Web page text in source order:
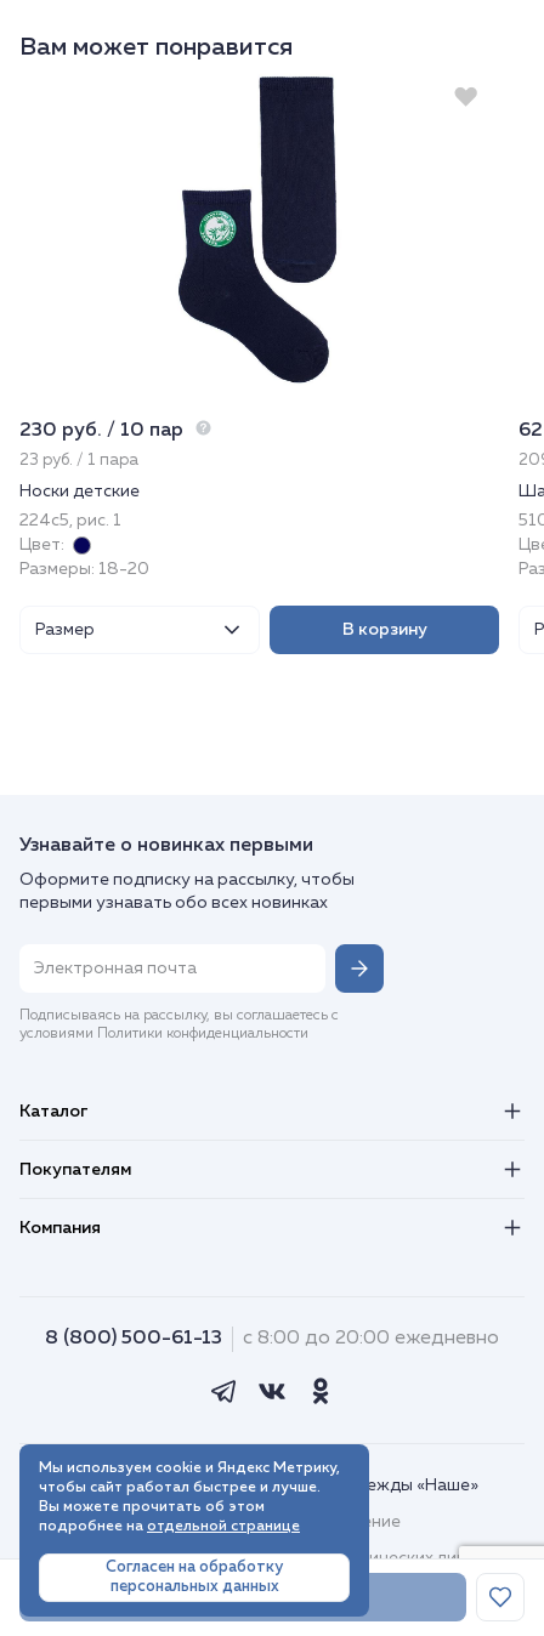
В корзину
Вам может понравится
230 руб. / 10 пар
23 руб. / 1 пара
Носки детские
224с5, рис. 1
Цвет:
Размеры: 18-20
Размер В корзину
Узнавайте о новинках первыми
Оформите подписку на рассылку, чтобы
первыми узнавать обо всех новинках
Подписываясь на рассылку, вы соглашаетесь с
условиями Политики конфиденциальности
Каталог
Покупателям
Компания
8 (800) 500-61-13 с 8:00 до 20:00 ежедневно
© 2018–2026. Интернет-магазин одежды «Наше»
Пользовательское соглашение
Договор присоединения для юридических лиц
Политика обработки персональных данных
Мы используем cookie и Яндекс Метрику,
чтобы сайт работал быстрее и лучше.
Вы можете прочитать об этом
подробнее на отдельной странице
Согласен на обработку
персональных данных